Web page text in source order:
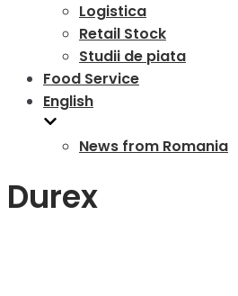
Logistica
Retail Stock
Studii de piata
Food Service
English
News from Romania
Durex